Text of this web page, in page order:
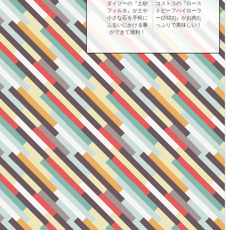
ダイソーの『土砂
フィルタ』が土や
小さな石を手軽に
ふるいにかける事
ができて便利！
コストコの『ロース
トビーフハイローラ
ー(2022)』がお肉た
っぷりで美味しい！